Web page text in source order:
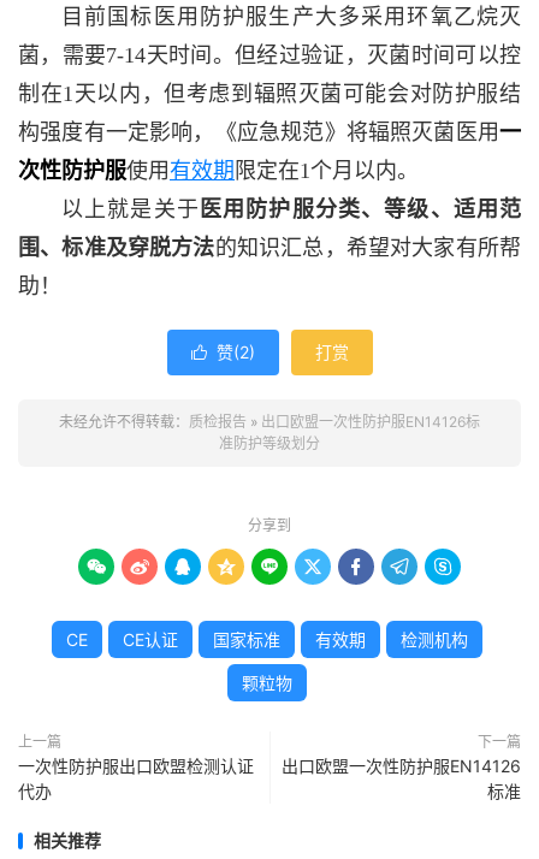
目前国标医用防护服生产大多采用环氧乙烷灭
菌，需要7-14天时间。但经过验证，灭菌时间可以控
制在1天以内，但考虑到辐照灭菌可能会对防护服结
构强度有一定影响，《应急规范》将辐照灭菌医用一
次性防护服使用 有效期 限定在1个月以内。
以上就是关于 医用防护服分类、等级、适用范
围、标准及穿脱方法的知识汇总，希望对大家有所帮
助！
 赞(2) 打赏
未经允许不得转载： 质检报告 » 出口欧盟一次性防护服EN14126标
准防护等级划分
分享到
        
CE CE认证 国家标准 有效期 检测机构
颗粒物
上一篇
一次性防护服出口欧盟检测认证
代办
下一篇
出口欧盟一次性防护服EN14126
标准
相关推荐